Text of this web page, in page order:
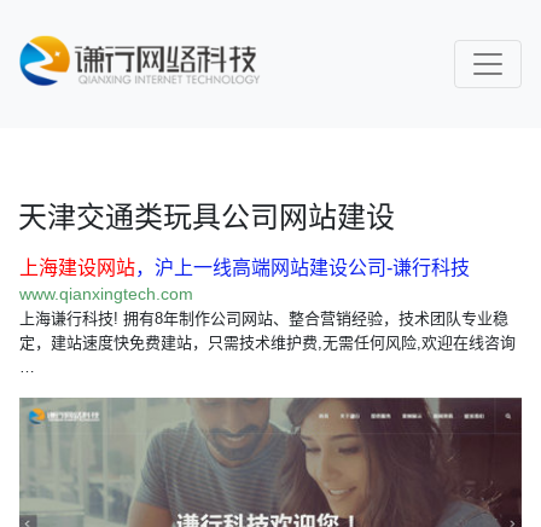
天津交通类玩具公司网站建设
上海建设网站，沪上一线高端网站建设公司-谦行科技
www.qianxingtech.com
上海谦行科技! 拥有8年制作公司网站、整合营销经验，技术团队专业稳
定，建站速度快免费建站，只需技术维护费,无需任何风险,欢迎在线咨询
…